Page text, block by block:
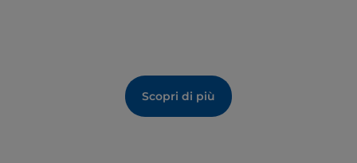
Scopri di più